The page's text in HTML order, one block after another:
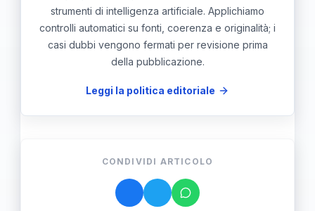
strumenti di intelligenza artificiale. Applichiamo
controlli automatici su fonti, coerenza e originalità; i
casi dubbi vengono fermati per revisione prima
della pubblicazione.
Leggi la politica editoriale
CONDIVIDI ARTICOLO